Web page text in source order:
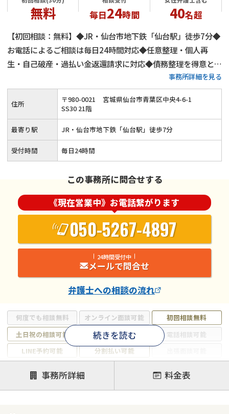
無料 毎日24時間 40名超
【初回相談：無料】◆JR・仙台市地下鉄「仙台駅」徒歩7分◆
お電話によるご相談は毎日24時間対応◆任意整理・個人再
生・自己破産・過払い金返還請求に対応◆債務整理を得意と
し、数多くの事件解決をサポート◆弁護士費用の分割払いもご
相談ください
事務所詳細を見る
何度でも相談無料 オンライン面談可能
初回相談無料
土日祝の相談可能
19時以降電話可能
電話相談可能
LINE予約可能
分割払い可能
続きを読む
住所 〒980-0021
宮城県仙台市青葉区中央4-6-1
SS30 21階
最寄り駅 JR・仙台市地下鉄「仙台駅」徒歩7分
受付時間 毎日24時間
この事務所に問合せする
《現在営業中》お電話繋がります
050-5267-4897
24時間受付中
メールで問合せ
弁護士への相談の流れ
事務所詳細 料金表